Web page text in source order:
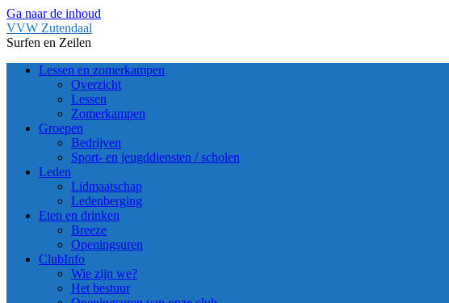
Ga naar de inhoud
VVW Zutendaal
Surfen en Zeilen
Lessen en zomerkampen
Overzicht
Lessen
Zomerkampen
Groepen
Bedrijven
Sport- en jeugddiensten / scholen
Leden
Lidmaatschap
Ledenberging
Eten en drinken
Breeze
Openingsuren
ClubInfo
Wie zijn we?
Het bestuur